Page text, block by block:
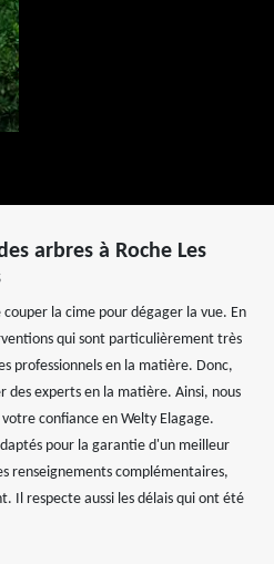
arbres à Roche Les
la cime pour dégager la vue. En
qui sont particulièrement très
professionnels en la matière. Donc,
des experts en la matière. Ainsi, nous
confiance en Welty Elagage.
pour la garantie d'un meilleur
renseignements complémentaires,
Il respecte aussi les délais qui ont été